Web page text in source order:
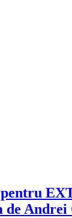
Andrei